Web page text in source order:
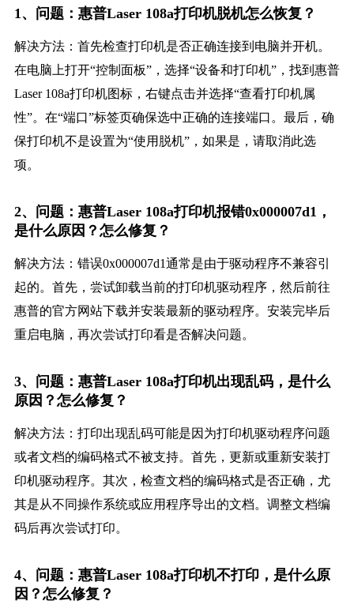
1、问题：惠普Laser 108a打印机脱机怎么恢复？
解决方法：首先检查打印机是否正确连接到电脑并开机。
在电脑上打开“控制面板”，选择“设备和打印机”，找到惠普
Laser 108a打印机图标，右键点击并选择“查看打印机属
性”。在“端口”标签页确保选中正确的连接端口。最后，确
保打印机不是设置为“使用脱机”，如果是，请取消此选
项。
2、问题：惠普Laser 108a打印机报错0x000007d1，
是什么原因？怎么修复？
解决方法：错误0x000007d1通常是由于驱动程序不兼容引
起的。首先，尝试卸载当前的打印机驱动程序，然后前往
惠普的官方网站下载并安装最新的驱动程序。安装完毕后
重启电脑，再次尝试打印看是否解决问题。
3、问题：惠普Laser 108a打印机出现乱码，是什么
原因？怎么修复？
解决方法：打印出现乱码可能是因为打印机驱动程序问题
或者文档的编码格式不被支持。首先，更新或重新安装打
印机驱动程序。其次，检查文档的编码格式是否正确，尤
其是从不同操作系统或应用程序导出的文档。调整文档编
码后再次尝试打印。
4、问题：惠普Laser 108a打印机不打印，是什么原
因？怎么修复？